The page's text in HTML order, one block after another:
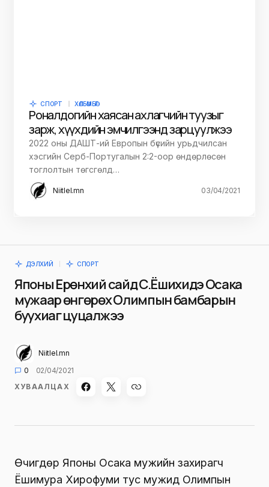
СПОРТ ХӨЛБӨМБӨГ
Роналдогийн хаясан ахлагчийн туузыг
зарж, хүүхдийн эмчилгээнд зарцуулжээ
2022 оны ДАШТ-ий Европын бүсийн урьдчилсан
хэсгийн Серб-Португалын 2:2-оор өндөрлөсөн
тоглолтын төгсгөлд…
Niitlel.mn 03/04/2021
ДЭЛХИЙ СПОРТ
Японы Ерөнхий сайд С.Ёшихидэ Осака
мужаар өнгөрөх Олимпын бамбарын
буухиаг цуцалжээ
Niitlel.mn
0
02/04/2021
ХУВААЛЦАХ
Өчигдөр Японы Осака мужийн захирагч
Ёшимура Хирофуми тус мужид Олимпын